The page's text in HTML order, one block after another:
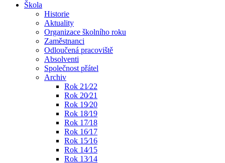
Škola
Historie
Aktuality
Organizace školního roku
Zaměstnanci
Odloučená pracoviště
Absolventi
Společnost přátel
Archiv
Rok 21⁄22
Rok 20⁄21
Rok 19⁄20
Rok 18⁄19
Rok 17⁄18
Rok 16⁄17
Rok 15⁄16
Rok 14⁄15
Rok 13⁄14